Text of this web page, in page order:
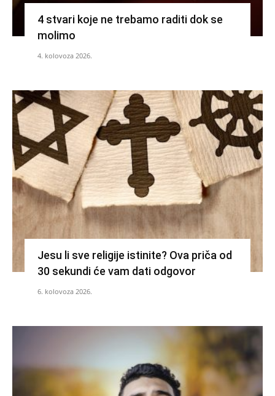
4 stvari koje ne trebamo raditi dok se
molimo
4. kolovoza 2026.
Jesu li sve religije istinite? Ova priča od
30 sekundi će vam dati odgovor
6. kolovoza 2026.